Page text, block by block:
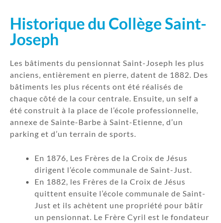
Historique du Collège Saint-
Joseph
Les bâtiments du pensionnat Saint-Joseph les plus
anciens, entièrement en pierre, datent de 1882. Des
bâtiments les plus récents ont été réalisés de
chaque côté de la cour centrale. Ensuite, un self a
été construit à la place de l’école professionnelle,
annexe de Sainte-Barbe à Saint-Etienne, d’un
parking et d’un terrain de sports.
En 1876, Les Frères de la Croix de Jésus
dirigent l’école communale de Saint-Just.
En 1882, les Frères de la Croix de Jésus
quittent ensuite l’école communale de Saint-
Just et ils achètent une propriété pour bâtir
un pensionnat. Le Frère Cyril est le fondateur